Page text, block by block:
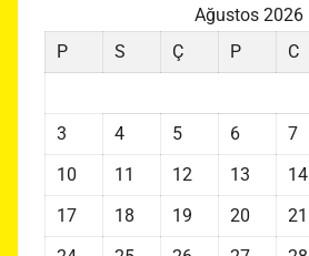
Ağustos 2026
P
S Ç P C
3
4 5 6 7
10
11 12 13 14
17
18 19 20 21